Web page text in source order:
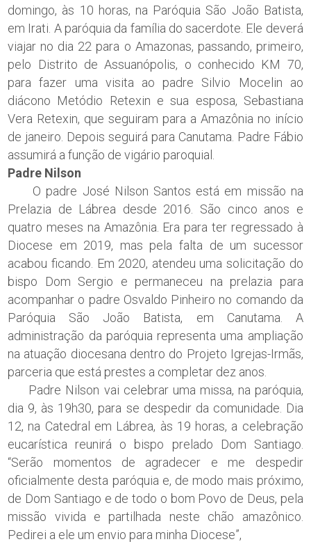
domingo, às 10 horas, na Paróquia São João Batista,
em Irati. A paróquia da família do sacerdote. Ele deverá
viajar no dia 22 para o Amazonas, passando, primeiro,
pelo Distrito de Assuanópolis, o conhecido KM 70,
para fazer uma visita ao padre Silvio Mocelin ao
diácono Metódio Retexin e sua esposa, Sebastiana
Vera Retexin, que seguiram para a Amazônia no início
de janeiro. Depois seguirá para Canutama. Padre Fábio
assumirá a função de vigário paroquial.
Padre Nilson
O padre José Nilson Santos está em missão na
Prelazia de Lábrea desde 2016. São cinco anos e
quatro meses na Amazônia. Era para ter regressado à
Diocese em 2019, mas pela falta de um sucessor
acabou ficando. Em 2020, atendeu uma solicitação do
bispo Dom Sergio e permaneceu na prelazia para
acompanhar o padre Osvaldo Pinheiro no comando da
Paróquia São João Batista, em Canutama. A
administração da paróquia representa uma ampliação
na atuação diocesana dentro do Projeto Igrejas-Irmãs,
parceria que está prestes a completar dez anos.
Padre Nilson vai celebrar uma missa, na paróquia,
dia 9, às 19h30, para se despedir da comunidade. Dia
12, na Catedral em Lábrea, às 19 horas, a celebração
eucarística reunirá o bispo prelado Dom Santiago.
“Serão momentos de agradecer e me despedir
oficialmente desta paróquia e, de modo mais próximo,
de Dom Santiago e de todo o bom Povo de Deus, pela
missão vivida e partilhada neste chão amazônico.
Pedirei a ele um envio para minha Diocese”,